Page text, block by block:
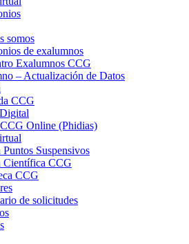
somos
de exalumnos
Exalumnos CCG
– Actualización de Datos
CCG
Online (Phidias)
Puntos Suspensivos
Científica CCG
CCG
de solicitudes